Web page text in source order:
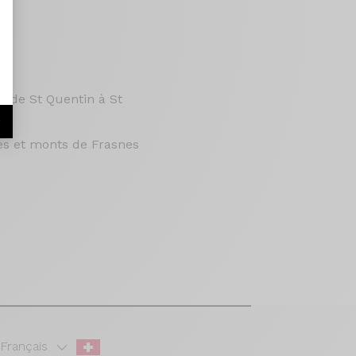
de St Quentin à St
et monts de Frasnes
Français